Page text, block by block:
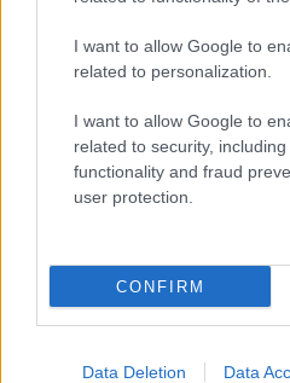
I want to allow Google to
related to personalization.
I want to allow Google to
related to security,
functionality and fraud
user protection.
CONFIRM
Data Deletion Data
Νέος Πρόεδρος της
Σιδέρης - Ποιος
Και επισήμως αλλαγή